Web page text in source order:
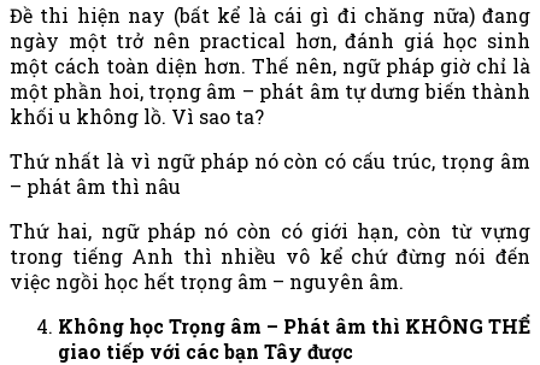
Đề thi hiện nay (bất kể là cái gì đi chăng nữa) đang
ngày một trở nên practical hơn, đánh giá học sinh
một cách toàn diện hơn. Thế nên, ngữ pháp giờ chỉ là
một phần hoi, trọng âm – phát âm tự dưng biến thành
khối u không lồ. Vì sao ta?
Thứ nhất là vì ngữ pháp nó còn có cấu trúc, trọng âm
– phát âm thì nâu
Thứ hai, ngữ pháp nó còn có giới hạn, còn từ vựng
trong tiếng Anh thì nhiều vô kể chứ đừng nói đến
việc ngồi học hết trọng âm – nguyên âm.
Không học Trọng âm – Phát âm thì KHÔNG THỂ
giao tiếp với các bạn Tây được